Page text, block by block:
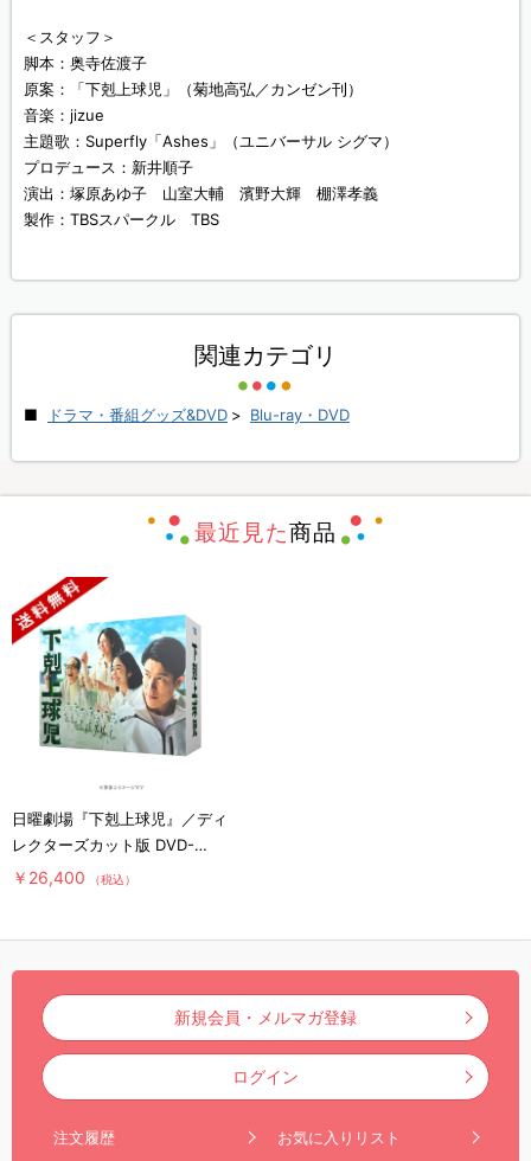
＜スタッフ＞
脚本：奥寺佐渡子
原案：「下剋上球児」（菊地高弘／カンゼン刊）
音楽：jizue
主題歌：Superfly「Ashes」（ユニバーサル シグマ）
プロデュース：新井順子
演出：塚原あゆ子 山室大輔 濱野大輝 棚澤孝義
製作：TBSスパークル TBS
関連カテゴリ
ドラマ・番組グッズ&DVD > Blu-ray・DVD
最近見た商品
日曜劇場『下剋上球児』／ディ
レクターズカット版 DVD-
BOX（送料無料・9枚組）
￥26,400 （税込）
新規会員・メルマガ登録
ログイン
注文履歴 お気に入りリスト